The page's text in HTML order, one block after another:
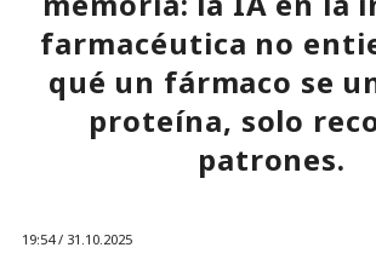
farmacéutica no
qué un fármaco se
proteína, solo
patrones.
19:54 / 31.10.2025